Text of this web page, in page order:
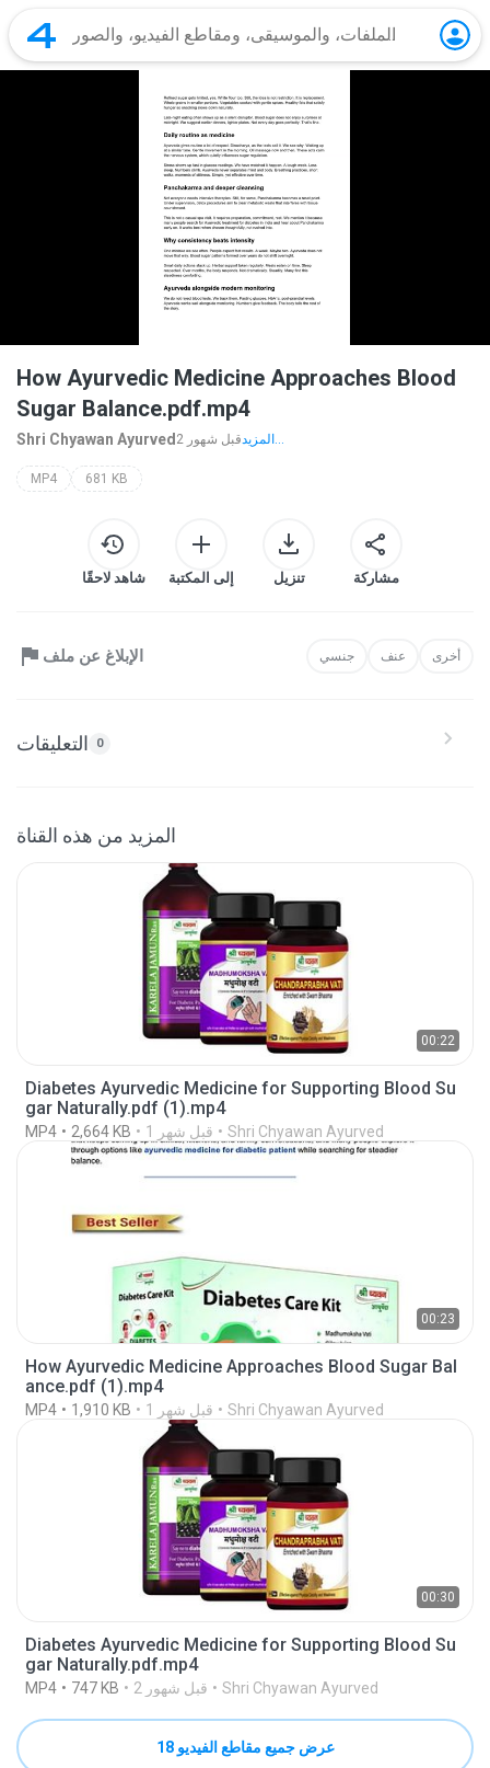
How Ayurvedic Medicine Approaches Blood
Sugar Balance.pdf.mp4
Shri Chyawan Ayurved 2 قبل شهور المزيد...
MP4 681 KB
شاهد لاحقًا إلى المكتبة تنزيل مشاركة
الإبلاغ عن ملف جنسي عنف أخرى
التعليقات 0
المزيد من هذه القناة
00:22
Diabetes Ayurvedic Medicine for Supporting Blood Su
gar Naturally.pdf (1).mp4
MP4 2,664 KB 1 قبل شهر Shri Chyawan Ayurved
00:23
How Ayurvedic Medicine Approaches Blood Sugar Bal
ance.pdf (1).mp4
MP4 1,910 KB 1 قبل شهر Shri Chyawan Ayurved
00:30
Diabetes Ayurvedic Medicine for Supporting Blood Su
gar Naturally.pdf.mp4
MP4 747 KB 2 قبل شهور Shri Chyawan Ayurved
عرض جميع مقاطع الفيديو 18